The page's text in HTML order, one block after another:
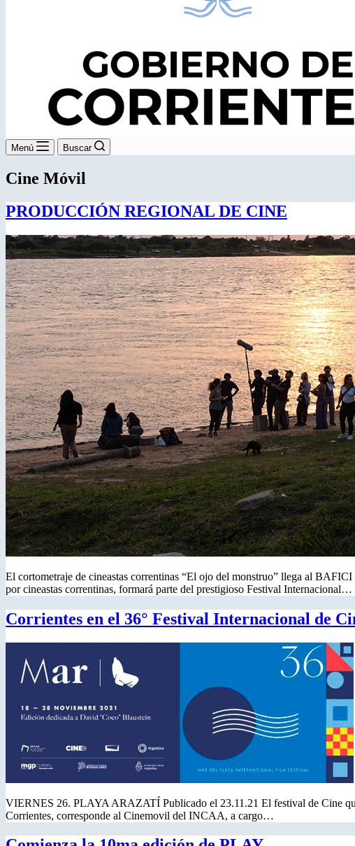
Menú Buscar
Cine Móvil
PRODUCCIÓN REGIONAL DE CINE
El cortometraje de cineastas correntinas “El ojo del monstruo” llega al
por cineastas correntinas, formará parte del prestigioso Festival Internacional…
Corrientes en el 36° Festival Internacional de
VIERNES 26. PLAYA ARAZATÍ Publicado el 23.11.21 El festival de Cine
Corrientes, corresponde al Cinemovil del INCAA, a cargo…